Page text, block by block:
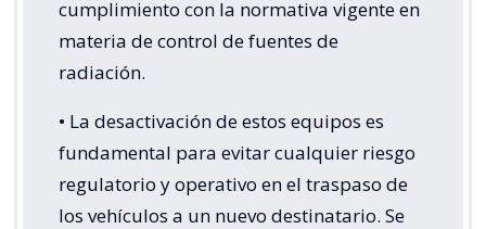
cumplimiento con la normativa vigente en
materia de control de fuentes de
radiación.
• La desactivación de estos equipos es
fundamental para evitar cualquier riesgo
regulatorio y operativo en el traspaso de
los vehículos a un nuevo destinatario. Se